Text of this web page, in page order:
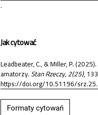
.
Jak cytować
Leadbeater, C., & Miller, P.
amatorzy.Stan Rzeczy,2(25),
https://doi.org/10.51196/
Formaty cytowań